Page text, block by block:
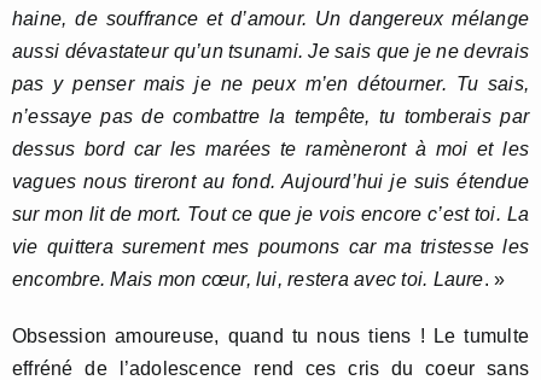
haine, de souffrance et d’amour. Un dangereux mélange
aussi dévastateur qu’un tsunami. Je sais que je ne devrais
pas y penser mais je ne peux m’en détourner. Tu sais,
n’essaye pas de combattre la tempête, tu tomberais par
dessus bord car les marées te ramèneront à moi et les
vagues nous tireront au fond. Aujourd’hui je suis étendue
sur mon lit de mort. Tout ce que je vois encore c’est toi. La
vie quittera surement mes poumons car ma tristesse les
encombre. Mais mon cœur, lui, restera avec toi. Laure. »
Obsession amoureuse, quand tu nous tiens ! Le tumulte
effréné de l’adolescence rend ces cris du coeur sans